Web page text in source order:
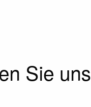
Sie uns